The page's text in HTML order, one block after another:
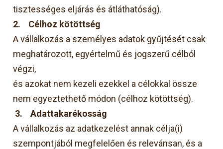
tisztességes eljárás és átláthatóság).
2. Célhoz kötöttség
A vállalkozás a személyes adatok gyűjtését csak
meghatározott, egyértelmű és jogszerű célból
végzi,
és azokat nem kezeli ezekkel a célokkal össze
nem egyeztethető módon (célhoz kötöttség).
3.Adattakarékosság
A vállalkozás az adatkezelést annak célja(i)
szempontjából megfelelően és relevánsan, és a